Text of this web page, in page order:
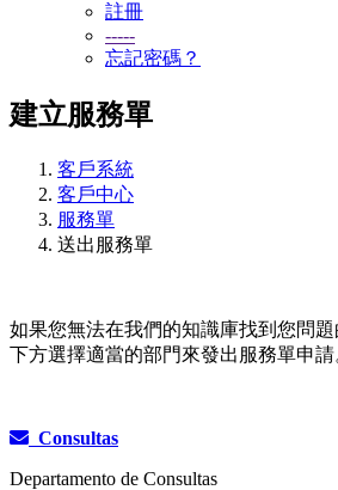
註冊
-----
忘記密碼？
建立服務單
客戶系統
客戶中心
服務單
送出服務單
如果您無法在我們的知識庫找到您問
下方選擇適當的部門來發出服務單申請
Consultas
Departamento de Consultas